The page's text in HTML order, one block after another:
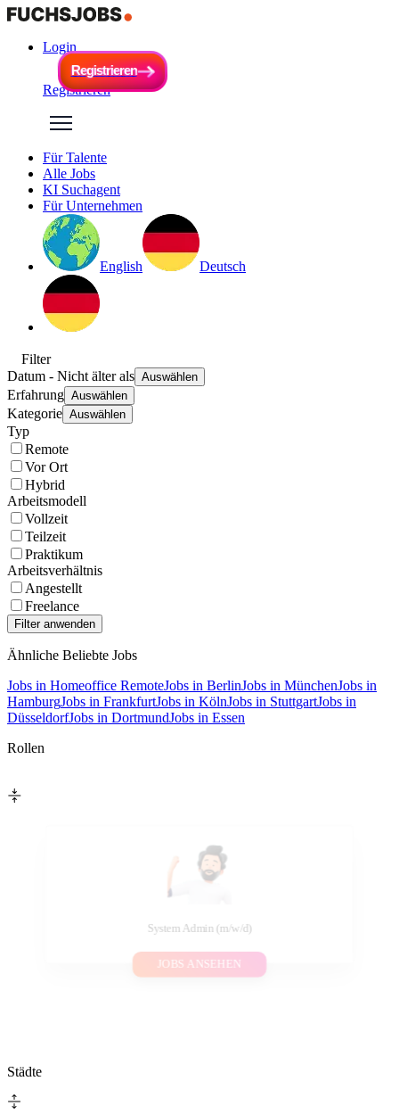
Login
Registrieren
Registrieren
Registrieren
Für Talente
Alle Jobs
KI Suchagent
Für Unternehmen
English Deutsch
Filter
Datum - Nicht älter als Auswählen
Erfahrung Auswählen
Kategorie Auswählen
Typ
Remote
Vor Ort
Hybrid
Arbeitsmodell
Vollzeit
Teilzeit
Praktikum
Arbeitsverhältnis
Angestellt
Freelance
Ähnliche Beliebte Jobs
Jobs in Homeoffice RemoteJobs in BerlinJobs in MünchenJobs in
HamburgJobs in FrankfurtJobs in KölnJobs in StuttgartJobs in
DüsseldorfJobs in DortmundJobs in Essen
Rollen
System Admin (m/w/d)
JOBS ANSEHEN
Städte